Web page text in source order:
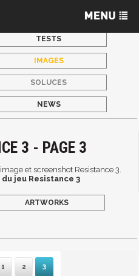
TESTS
IMAGES
SOLUCES
NEWS
3 - PAGE 3
et screenshot Resistance 3.
jeu Resistance 3
ARTWORKS
Précédente
1 2 3